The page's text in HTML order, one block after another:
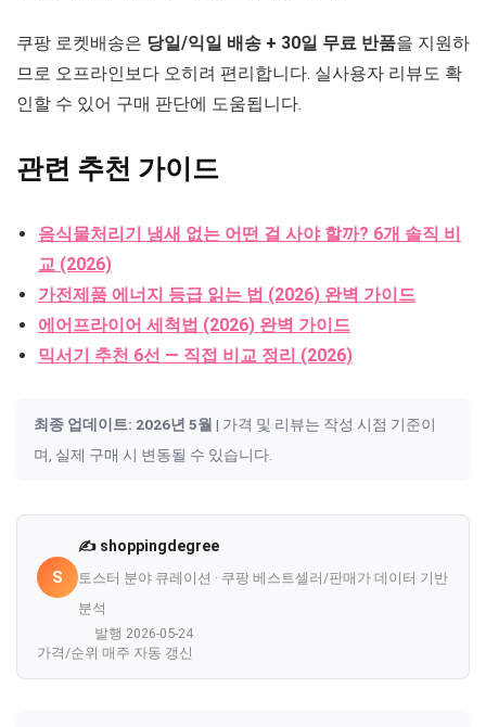
쿠팡 로켓배송은 당일/익일 배송 + 30일 무료 반품을 지원하
므로 오프라인보다 오히려 편리합니다. 실사용자 리뷰도 확
인할 수 있어 구매 판단에 도움됩니다.
관련 추천 가이드
음식물처리기 냄새 없는 어떤 걸 사야 할까? 6개 솔직 비
교 (2026)
가전제품 에너지 등급 읽는 법 (2026) 완벽 가이드
에어프라이어 세척법 (2026) 완벽 가이드
믹서기 추천 6선 — 직접 비교 정리 (2026)
최종 업데이트: 2026년 5월 | 가격 및 리뷰는 작성 시점 기준이
며, 실제 구매 시 변동될 수 있습니다.
S
✍️ shoppingdegree
토스터 분야 큐레이션 · 쿠팡 베스트셀러/판매가 데이터 기반
분석
발행 2026-05-24
가격/순위 매주 자동 갱신